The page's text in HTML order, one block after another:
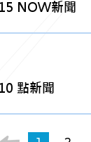
NOW新聞
點新聞